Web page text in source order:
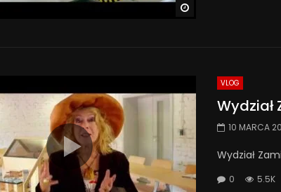
VLOG
Wydział
10 MARCA
Wydział
0 5.5K